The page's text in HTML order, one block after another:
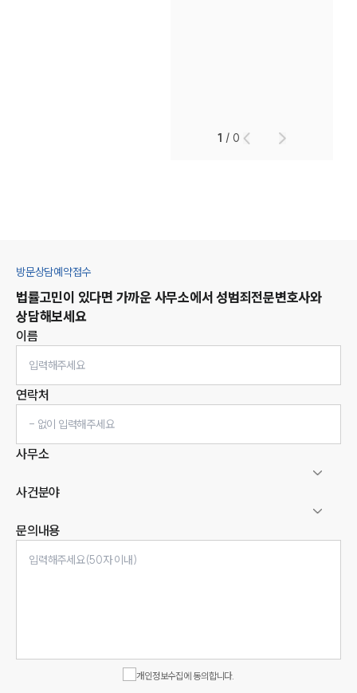
1 /0
방문상담예약접수
법률고민이 있다면 가까운 사무소에서 성범죄전문변호사와
상담해보세요
이름
연락처
사무소
사건분야
문의내용
개인정보수집에 동의합니다.